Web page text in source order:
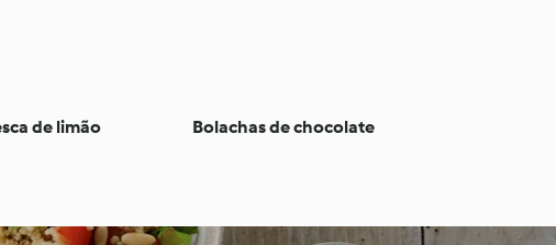
de limão Bolachas de chocolate